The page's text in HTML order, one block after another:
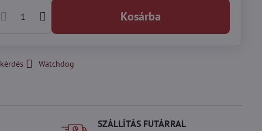
Kosárba
Watchdog
SZÁLLÍTÁS FUTÁRRAL